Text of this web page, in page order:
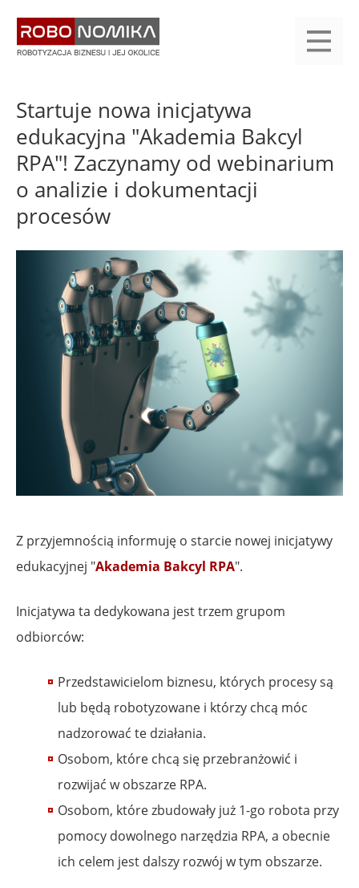
treści
yasne
main
menu
Startuje nowa inicjatywa
edukacyjna "Akademia Bakcyl
RPA"! Zaczynamy od webinarium
o analizie i dokumentacji
procesów
Z przyjemnością informuję o starcie nowej inicjatywy
edukacyjnej "Akademia Bakcyl RPA".
Inicjatywa ta dedykowana jest trzem grupom
odbiorców:
Przedstawicielom biznesu, których procesy są
lub będą robotyzowane i którzy chcą móc
nadzorować te działania.
Osobom, które chcą się przebranżowić i
rozwijać w obszarze RPA.
Osobom, które zbudowały już 1-go robota przy
pomocy dowolnego narzędzia RPA, a obecnie
ich celem jest dalszy rozwój w tym obszarze.